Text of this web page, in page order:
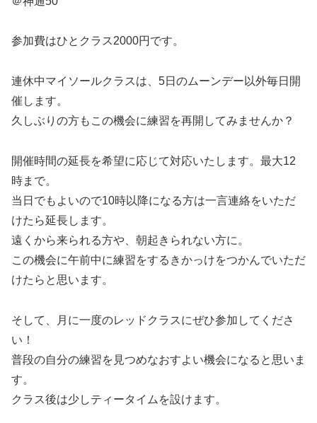
参加費はひとクラス2000円です。
連休中マイソールクラスは、5日のムーンデー以外毎日開
催します。
久しぶりの方もこの機会に練習を再開してみませんか？
開催時間の延長を希望に応じて対応いたします。最大12
時まで。
当日でもよいので10時以降になる方は一言連絡をいただ
けたら延長します。
遠くから来られる方や、朝起きられない方に。
この機会に午前中に練習をするきかっけをつかんでいただ
けたらと思います。
そして、月に一度のレッドクラスにぜひ参加してくださ
い！
普段の自分の練習を見つめなおすよい機会になると思いま
す。
クラス後は少しティータイムを設けます。